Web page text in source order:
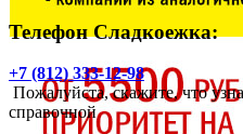
Телефон Сладкоежка:
+7 (812) 333-12-98
Пожалуйста, скажите, что
справочной